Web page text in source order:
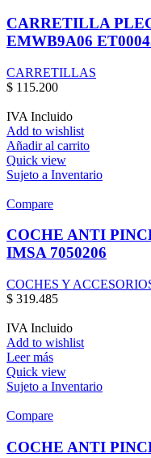
CARRETILLA
EMWB9A06
CARRETILLAS
$ 115.200
IVA Incluido
Add to wishlist
Añadir al carrito
Quick view
Sujeto a Inventario
Compare
COCHE ANTI
IMSA 7050206
COCHES Y
$ 319.485
IVA Incluido
Add to wishlist
Leer más
Quick view
Sujeto a Inventario
Compare
COCHE ANTI